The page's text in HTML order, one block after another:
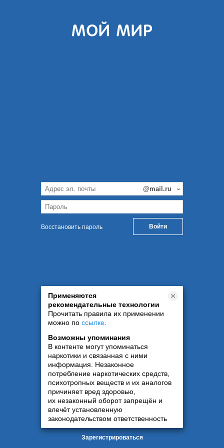
Восстановить пароль
Применяются
рекомендательные технологии
Прочитать правила их применении
можно по ссылке
Возможны упоминания
В контенте могут упоминаться
наркотики и связанная с ними
информация. Незаконное
потребление наркотических средств,
психотропных веществ и их аналогов
причиняет вред здоровью,
их незаконный оборот запрещён и
влечёт установленную
законодательством ответственность
Зарегистрироваться